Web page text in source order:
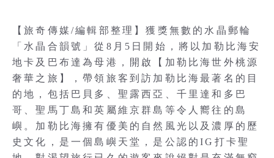
【旅奇傳媒/編輯部整理】獲獎無數的水晶郵輪
「水晶合韻號」從8月5日開始，將以加勒比海安
地卡及巴布達為母港，開啟【加勒比海世外桃源
奢華之旅】，帶領旅客到訪加勒比海最著名的目
的地，包括巴貝多、聖露西亞、千里達和多巴
哥、聖馬丁島和英屬維京群島等令人嚮往的島
嶼。加勒比海擁有優美的自然風光以及濃厚的歷
史文化，是一個島嶼天堂，是公認的IG打卡聖